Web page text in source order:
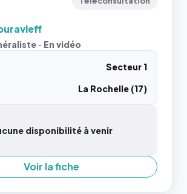
· En vidéo
Secteur 1
La Rochelle (17)
disponibilité à venir
Voir la fiche